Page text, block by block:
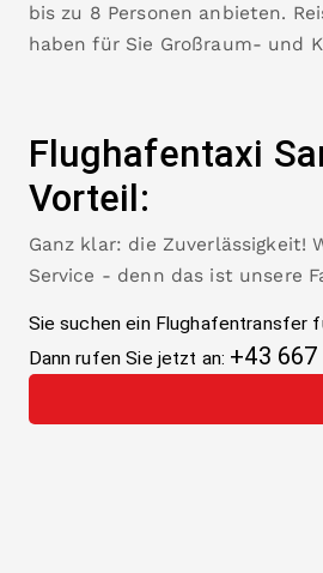
bis zu 8 Personen anbieten.
haben für Sie Großraum- und
Flughafentaxi
Vorteil:
Ganz klar: die
Service - denn das ist unsere
Sie suchen ein Flughafentransfer
Dann rufen Sie jetzt an: +43